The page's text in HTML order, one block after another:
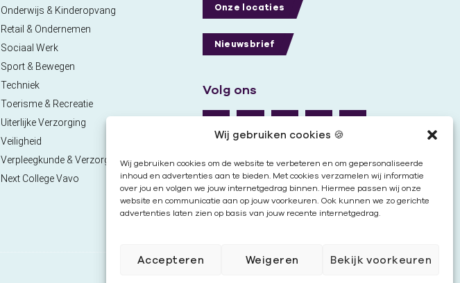
Wij gebruiken cookies 🍪
Wij gebruiken cookies om de website te verbeteren en om gepersonaliseerde
inhoud en advertenties aan te bieden. Met cookies verzamelen wij informatie
over jou en volgen we jouw internetgedrag binnen. Hiermee passen wij onze
website en communicatie aan op jouw voorkeuren. Ook kunnen we zo gerichte
advertenties laten zien op basis van jouw recente internetgedrag.
Accepteren Weigeren Bekijk voorkeuren
Onderwijs & Kinderopvang
Retail & Ondernemen
Sociaal Werk
Sport & Bewegen
Techniek
Toerisme & Recreatie
Uiterlijke Verzorging
Veiligheid
Verpleegkunde & Verzorgende
Next College Vavo
Onze locaties
Nieuwsbrief
Volg ons